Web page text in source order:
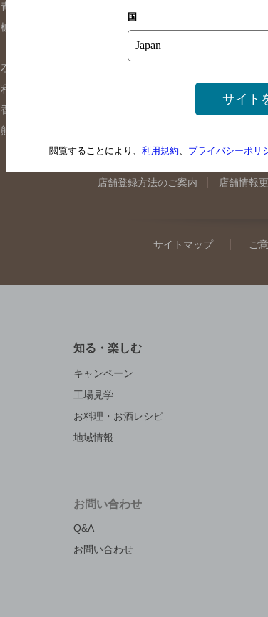
青森県のバー検索
栃木県のバー検索
埼玉県のバー検索
石川県のバー検索
和歌山県のバー検索
香川県のバー検索
熊本県のバー検索
店舗登録方法のご案内 店舗情報
サイトマップ ご
知る・楽しむ
キャンペーン
工場見学
お料理・お酒レシピ
地域情報
お問い合わせ
Q&A
お問い合わせ
国
サイト
閲覧することにより、 利用規約、 プライバシーポリ